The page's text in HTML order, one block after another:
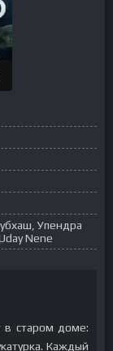
Упендра
Nene
в старом доме:
Каждый